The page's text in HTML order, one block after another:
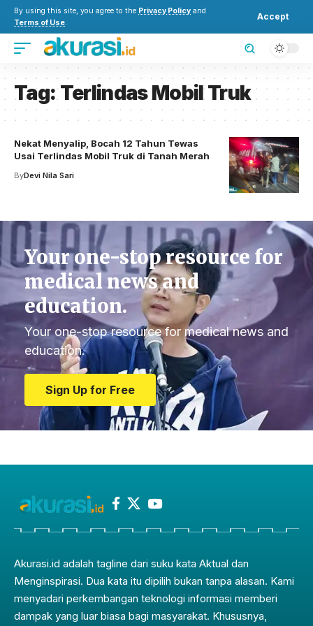
By using this site, you agree to the Privacy Policy and
Terms of Use.
Accept
Tag:Terlindas Mobil Truk
Nekat Menyalip, Bocah 12 Tahun Tewas
Usai Terlindas Mobil Truk di Tanah Merah
ByDevi Nila Sari
Your one-stop resource for
medical news and
education.
Your one-stop resource for medical news and
education.
Sign Up for Free
Akurasi.id adalah tagline dari suku kata Aktual dan
Menginspirasi. Dua kata itu dipilih bukan tanpa alasan. Kami
menyadari perkembangan teknologi informasi memberi
dampak yang luar biasa bagi masyarakat. Khususnya,